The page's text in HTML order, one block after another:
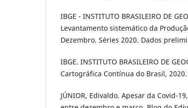
IBGE - INSTITUTO BRASILEIRO DE
Levantamento sistemático da
Dezembro. Séries 2020. Dados
IBGE. INSTITUTO BRASILEIRO DE
Cartográfica Contínua do Brasil, 2020.
JÚNIOR, Edivaldo. Apesar da Covid-